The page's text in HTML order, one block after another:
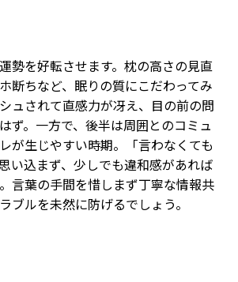
勢を好転させます。枕の高さの見直
断ちなど、眠りの質にこだわってみ
ュされて直感力が冴え、目の前の問
ず。一方で、後半は周囲とのコミュ
が生じやすい時期。「言わなくても
い込まず、少しでも違和感があれば
言葉の手間を惜しまず丁寧な情報共
ブルを未然に防げるでしょう。